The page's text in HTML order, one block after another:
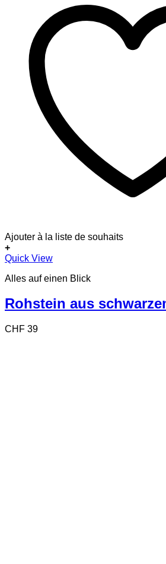
Ajouter à la liste de souhaits
+
Quick View
Alles auf einen Blick
Rohstein aus
CHF 39